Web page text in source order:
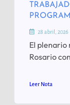
28 abril, 2026
El plenario
Rosario
Leer Nota